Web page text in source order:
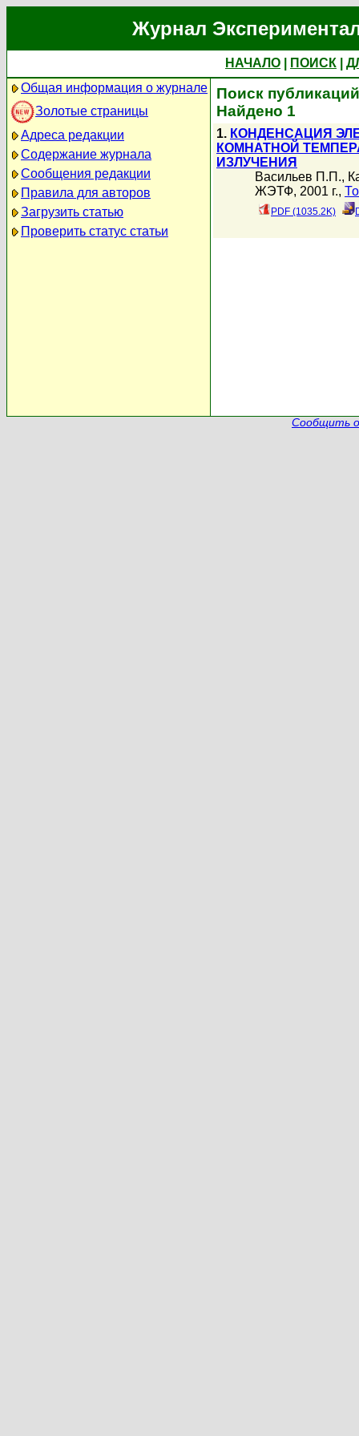
Журнал
НАЧАЛО ПОИСК
Общая информация о журнале
Золотые страницы
Адреса редакции
Содержание журнала
Сообщения редакции
Правила для авторов
Загрузить статью
Проверить статус статьи
Поиск
Найдено 1
1. КОНДЕНСАЦИЯ
КОМНАТНОЙ
ИЗЛУЧЕНИЯ
Васильев П.П.,
ЖЭТФ, 2001 г.,
PDF (1035.2K)
Сообщить о